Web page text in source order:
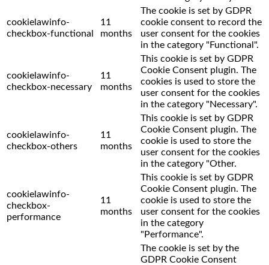
cookielawinfo-
checkbox-functional
11
months
The cookie is set by GDPR
cookie consent to record the
user consent for the cookies
in the category "Functional".
cookielawinfo-
checkbox-necessary
11
months
This cookie is set by GDPR
Cookie Consent plugin. The
cookies is used to store the
user consent for the cookies
in the category "Necessary".
cookielawinfo-
checkbox-others
11
months
This cookie is set by GDPR
Cookie Consent plugin. The
cookie is used to store the
user consent for the cookies
in the category "Other.
cookielawinfo-
checkbox-
performance
11
months
This cookie is set by GDPR
Cookie Consent plugin. The
cookie is used to store the
user consent for the cookies
in the category
"Performance".
The cookie is set by the
GDPR Cookie Consent